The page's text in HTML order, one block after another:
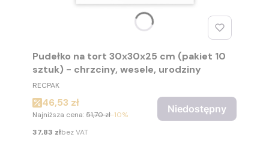
Pudełko na tort 30x30x25 cm (pakiet 10
sztuk) - chrzciny, wesele, urodziny
PRODUCENT
RECPAK
Cena promocyjna
46,53 zł
Najniższa cena:51,70 zł-10%
Cena
37,83 złbez VAT
Niedostępny